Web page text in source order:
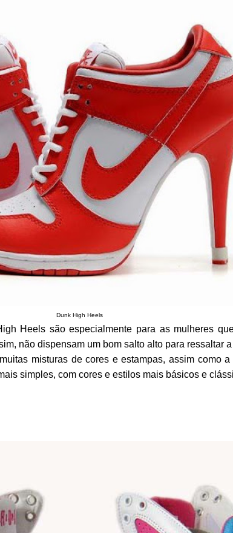
Dunk High Heels
Heels são especialmente para as mulheres
não dispensam um bom salto alto para ressaltar
misturas de cores e estampas, assim como
simples, com cores e estilos mais básicos e